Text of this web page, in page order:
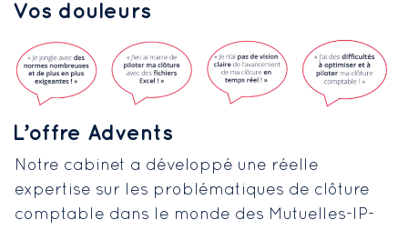
Vos douleurs
L’offre Advents
Notre cabinet a développé une réelle
expertise sur les problématiques de clôture
comptable dans le monde des Mutuelles-IP-